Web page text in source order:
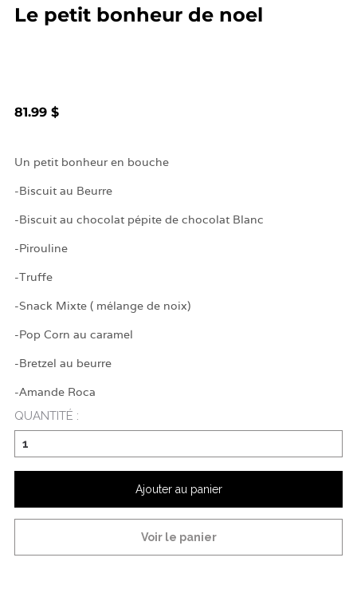
Le petit bonheur de noel
81.99 $
Un petit bonheur en bouche
-Biscuit au Beurre
-Biscuit au chocolat pépite de chocolat Blanc
-Pirouline
-Truffe
-Snack Mixte ( mélange de noix)
-Pop Corn au caramel
-Bretzel au beurre
-Amande Roca
QUANTITÉ :
Ajouter au panier
Voir le panier